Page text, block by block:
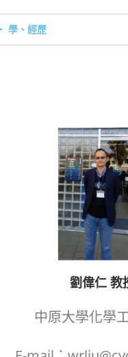
學、經歷
劉偉仁 教
中原大學化學